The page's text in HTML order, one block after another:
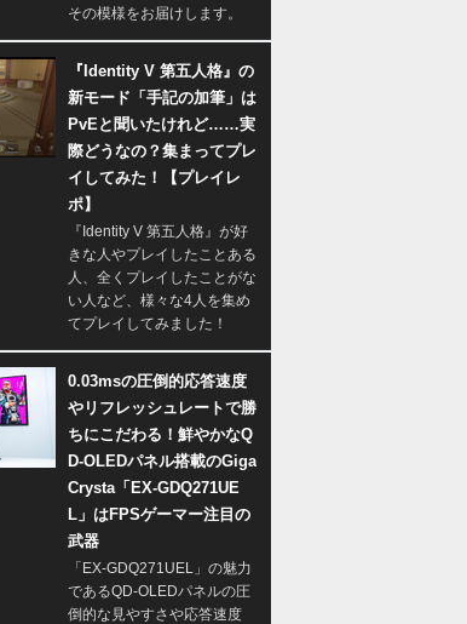
その模様をお届けします。
『Identity V 第五人格』の
新モード「手記の加筆」は
PvEと聞いたけれど……実
際どうなの？集まってプレ
イしてみた！【プレイレ
ポ】
『Identity V 第五人格』が好
きな人やプレイしたことある
人、全くプレイしたことがな
い人など、様々な4人を集め
てプレイしてみました！
0.03msの圧倒的応答速度
やリフレッシュレートで勝
ちにこだわる！鮮やかなQ
D-OLEDパネル搭載のGiga
Crysta「EX-GDQ271UE
L」はFPSゲーマー注目の
武器
「EX-GDQ271UEL」の魅力
であるQD-OLEDパネルの圧
倒的な見やすさや応答速度